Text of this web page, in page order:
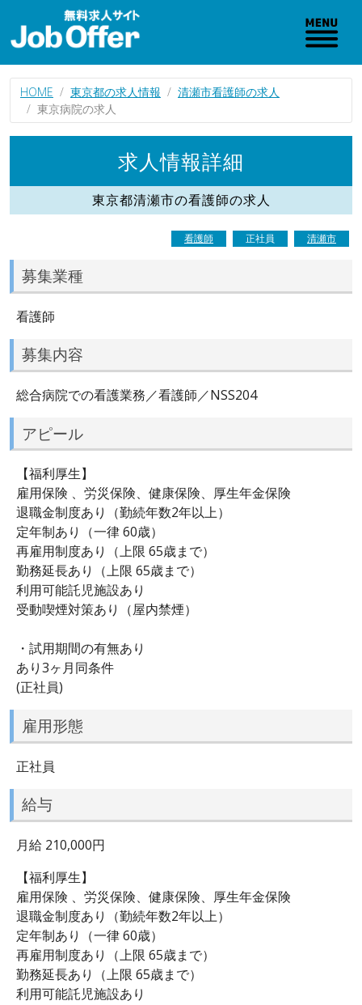
HOME 東京都の求人情報
清瀬市看護師の求人
東京病院の求人
求人情報詳細
東京都清瀬市の看護師の求人
看護師 正社員 清瀬市
募集業種
看護師
募集内容
総合病院での看護業務／看護師／NSS204
アピール
【福利厚生】
雇用保険 、労災保険、健康保険、厚生年金保険
退職金制度あり（勤続年数2年以上）
定年制あり（一律 60歳）
再雇用制度あり（上限 65歳まで）
勤務延長あり（上限 65歳まで）
利用可能託児施設あり
受動喫煙対策あり（屋内禁煙）
・試用期間の有無あり
あり3ヶ月同条件
(正社員)
雇用形態
正社員
給与
月給 210,000円
【福利厚生】
雇用保険 、労災保険、健康保険、厚生年金保険
退職金制度あり（勤続年数2年以上）
定年制あり（一律 60歳）
再雇用制度あり（上限 65歳まで）
勤務延長あり（上限 65歳まで）
利用可能託児施設あり